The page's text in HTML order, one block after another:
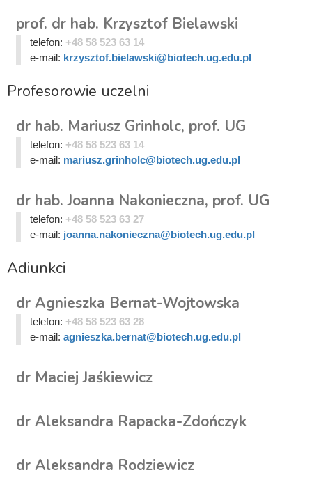
prof. dr hab. Krzysztof Bielawski
telefon: +48 58 523 63 14
e-mail: krzysztof.bielawski@biotech.ug.edu.pl
Profesorowie uczelni
dr hab. Mariusz Grinholc, prof. UG
telefon: +48 58 523 63 14
e-mail: mariusz.grinholc@biotech.ug.edu.pl
dr hab. Joanna Nakonieczna, prof. UG
telefon: +48 58 523 63 27
e-mail: joanna.nakonieczna@biotech.ug.edu.pl
Adiunkci
dr Agnieszka Bernat-Wojtowska
telefon: +48 58 523 63 28
e-mail: agnieszka.bernat@biotech.ug.edu.pl
dr Maciej Jaśkiewicz
dr Aleksandra Rapacka-Zdończyk
dr Aleksandra Rodziewicz